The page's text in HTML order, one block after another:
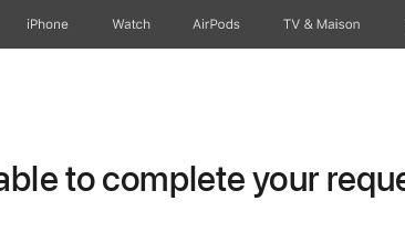
iPhone Watch AirPods TV & Maison
to complete your